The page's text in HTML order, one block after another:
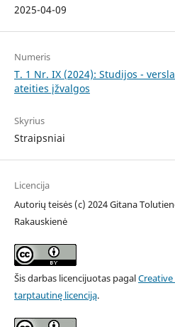
2025-04-09
Numeris
T. 1 Nr. IX (2024): Studijos -
ateities įžvalgos
Skyrius
Straipsniai
Licencija
Autorių teisės (c) 2024 Gitana
Rakauskienė
Šis darbas licencijuotas pagal
tarptautinę licenciją.